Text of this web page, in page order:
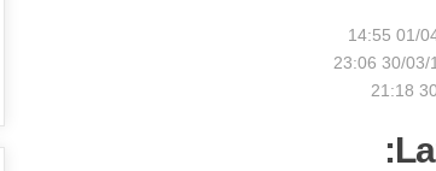
01/04/
30/03/